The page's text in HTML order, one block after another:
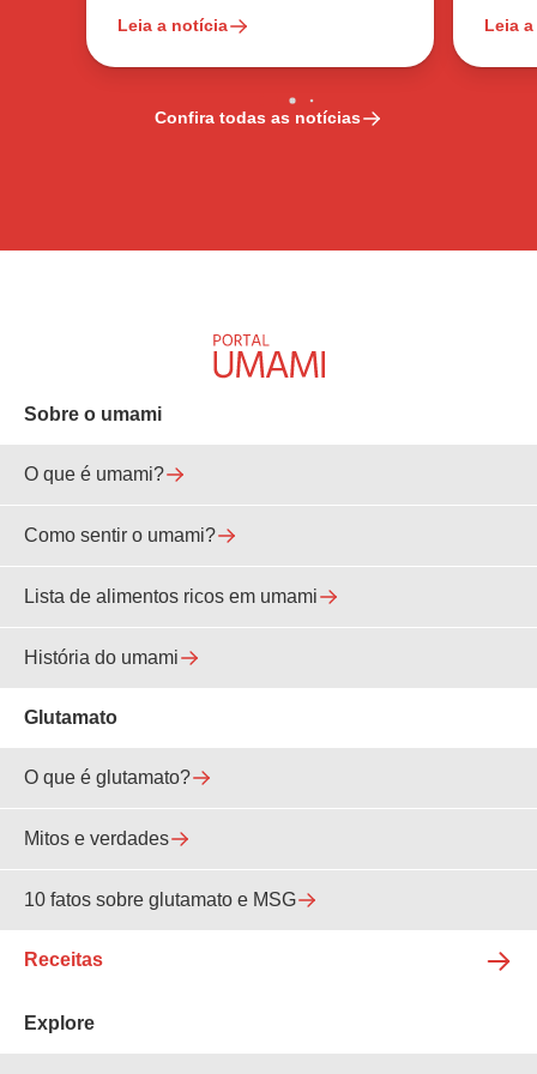
Leia a notícia Leia
Confira todas as notícias
Sobre o umami
O que é umami?
Como sentir o umami?
Lista de alimentos ricos em umami
História do umami
Glutamato
O que é glutamato?
Mitos e verdades
10 fatos sobre glutamato e MSG
Receitas
Explore